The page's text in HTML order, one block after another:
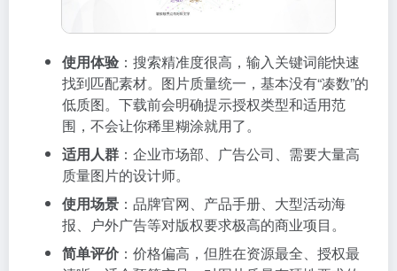
使用体验 ：搜索精准度很高，输入关键词能快速
找到匹配素材。图片质量统一，基本没有“凑数”的
低质图。下载前会明确提示授权类型和适用范
围，不会让你稀里糊涂就用了。
适用人群 ：企业市场部、广告公司、需要大量高
质量图片的设计师。
使用场景 ：品牌官网、产品手册、大型活动海
报、户外广告等对版权要求极高的商业项目。
简单评价：价格偏高，但胜在资源最全、授权最